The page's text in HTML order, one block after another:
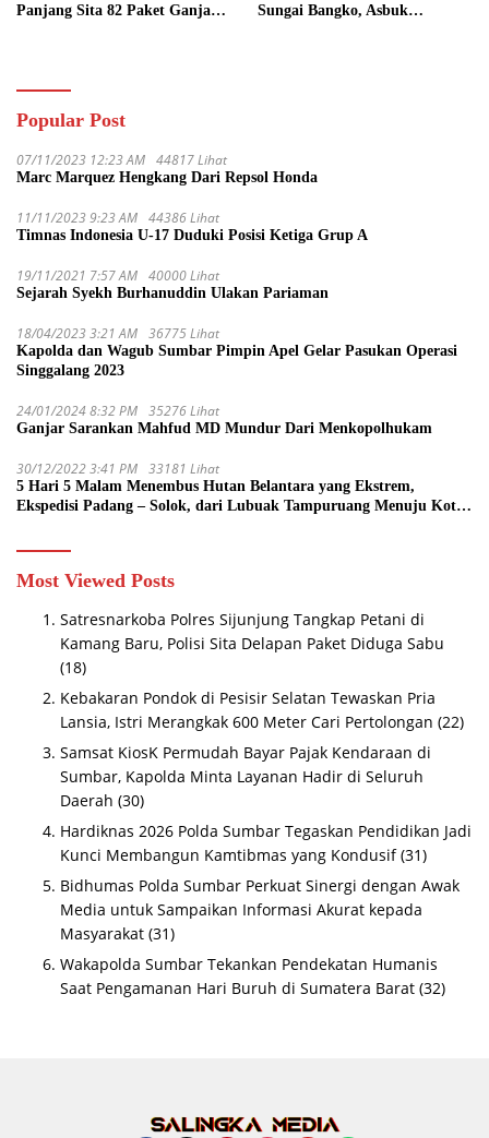
Panjang Sita 82 Paket Ganja
Sungai Bangko, Asbuk
Popular Post
07/11/2023 12:23 AM 44817 Lihat
Marc Marquez Hengkang Dari Repsol Honda
11/11/2023 9:23 AM 44386 Lihat
Timnas Indonesia U-17 Duduki Posisi Ketiga Grup A
19/11/2021 7:57 AM 40000 Lihat
Sejarah Syekh Burhanuddin Ulakan Pariaman
18/04/2023 3:21 AM 36775 Lihat
Kapolda dan Wagub Sumbar Pimpin Apel Gelar Pasukan Operasi
Singgalang 2023
24/01/2024 8:32 PM 35276 Lihat
Ganjar Sarankan Mahfud MD Mundur Dari Menkopolhukam
30/12/2022 3:41 PM 33181 Lihat
5 Hari 5 Malam Menembus Hutan Belantara yang Ekstrem,
Ekspedisi Padang – Solok, dari Lubuak Tampuruang Menuju Koto
Most Viewed Posts
Satresnarkoba Polres Sijunjung Tangkap Petani di
Kamang Baru, Polisi Sita Delapan Paket Diduga Sabu
(18)
Kebakaran Pondok di Pesisir Selatan Tewaskan Pria
Lansia, Istri Merangkak 600 Meter Cari Pertolongan (22)
Samsat KiosK Permudah Bayar Pajak Kendaraan di
Sumbar, Kapolda Minta Layanan Hadir di Seluruh
Daerah (30)
Hardiknas 2026 Polda Sumbar Tegaskan Pendidikan Jadi
Kunci Membangun Kamtibmas yang Kondusif (31)
Bidhumas Polda Sumbar Perkuat Sinergi dengan Awak
Media untuk Sampaikan Informasi Akurat kepada
Masyarakat (31)
Wakapolda Sumbar Tekankan Pendekatan Humanis
Saat Pengamanan Hari Buruh di Sumatera Barat (32)